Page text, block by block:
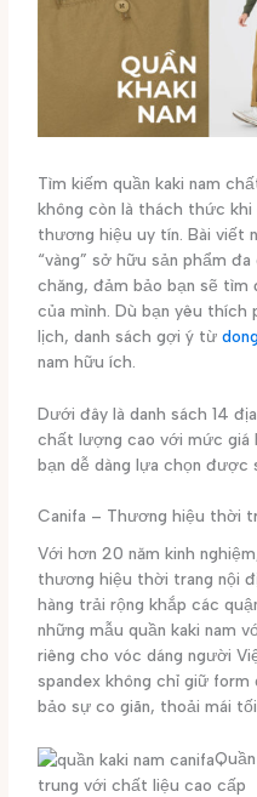
Tìm kiếm quần kaki nam
không còn là thách thức
thương hiệu uy tín. Bài viết
“vàng” sở hữu sản phẩm
chăng, đảm bảo bạn sẽ
của mình. Dù bạn yêu thích
lịch, danh sách gợi ý từ
nam hữu ích.
Dưới đây là danh sách 14
chất lượng cao với mức giá
bạn dễ dàng lựa chọn được
Canifa – Thương hiệu thời
Với hơn 20 năm kinh
thương hiệu thời trang nội
hàng trải rộng khắp các
những mẫu quần kaki nam
riêng cho vóc dáng người
spandex không chỉ giữ
bảo sự co giãn, thoải mái
trung với chất liệu cao cấp